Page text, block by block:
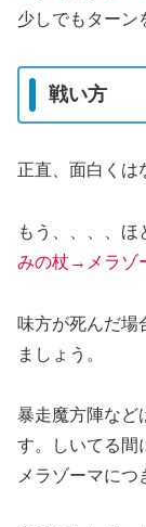
少しでもターン
戦い方
正直、面白くは
もう、、、、ほ
みの杖→メラゾ
味方が死んだ場
ましょう。
暴走魔方陣など
す。しいてる間
メラゾーマにつ